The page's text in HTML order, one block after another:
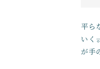
平ら
いく
が手